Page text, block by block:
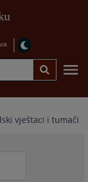
vještaci i tumači